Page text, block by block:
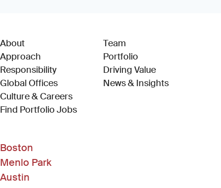
About
Approach
Responsibility
Global Offices
Culture & Careers
Find Portfolio Jobs(Link opens in new window)
Team
Portfolio
Driving Value
News & Insights
Boston
Menlo Park
Austin